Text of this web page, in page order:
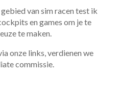
van sim racen test ik
en games om je te
te maken.
onze links, verdienen we
commissie.